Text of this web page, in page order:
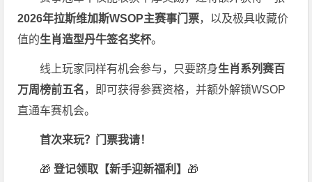
2026年拉斯维加斯WSOP主赛事门票，以及极具收藏价
值的生肖造型丹牛签名奖杯。
线上玩家同样有机会参与，只要跻身生肖系列赛百
万周榜前五名，即可获得参赛资格，并额外解锁WSOP
直通车赛机会。
首次来玩？门票我请！
🎁 登记领取【新手迎新福利】 🎁